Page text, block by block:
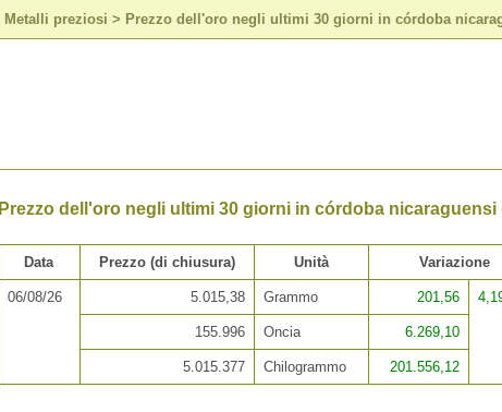
Metalli preziosi > Prezzo dell'oro negli ultimi 30 giorni in córdoba
Prezzo dell'oro negli ultimi 30 giorni in córdoba nicaraguensi
Data Prezzo (di chiusura) Unità Variazione
06/08/26 5.015,38 Grammo 201,56
155.996 Oncia 6.269,10
5.015.377 Chilogrammo 201.556,12